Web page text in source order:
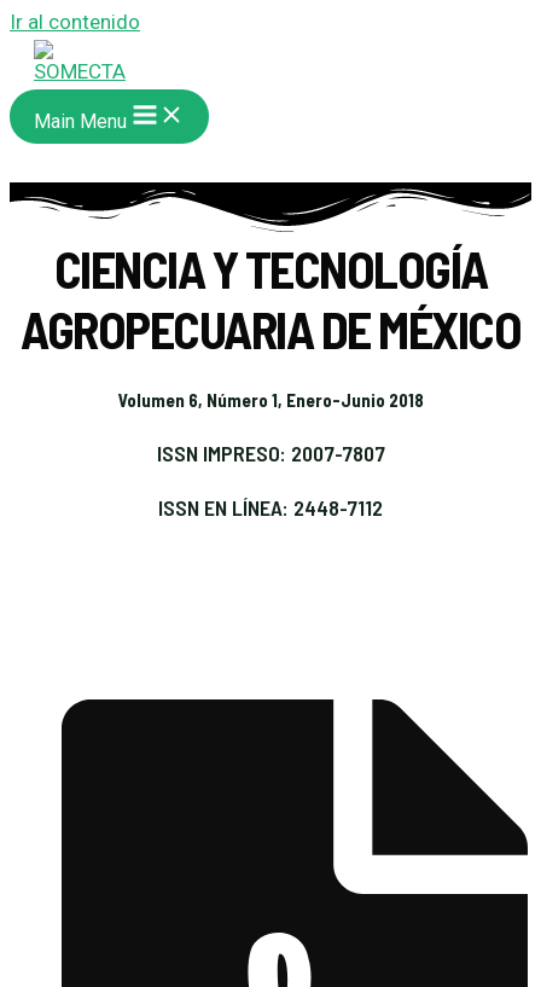
Ir al contenido
Main Menu
CIENCIA Y TECNOLOGÍA
AGROPECUARIA DE MÉXICO
Volumen 6, Número 1, Enero-Junio 2018
ISSN IMPRESO: 2007-7807
ISSN EN LÍNEA: 2448-7112